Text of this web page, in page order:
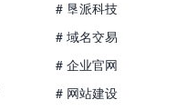
# 垦派科技
# 域名交易
# 企业官网
# 网站建设